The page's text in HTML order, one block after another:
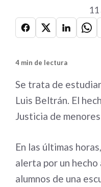
4 min de lectura
Se trata de
Luis Beltrán. El
Justicia de menores
En las últimas
alerta por un hecho
alumnos de una